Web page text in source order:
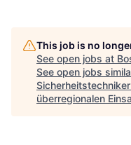
This job is no
See open jobs at
See open jobs
überregionalen